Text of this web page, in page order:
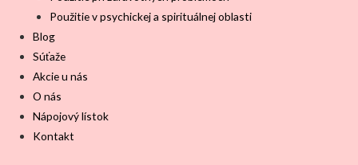
Použitie v psychickej a spirituálnej oblasti
Blog
Súťaže
Akcie u nás
O nás
Nápojový lístok
Kontakt